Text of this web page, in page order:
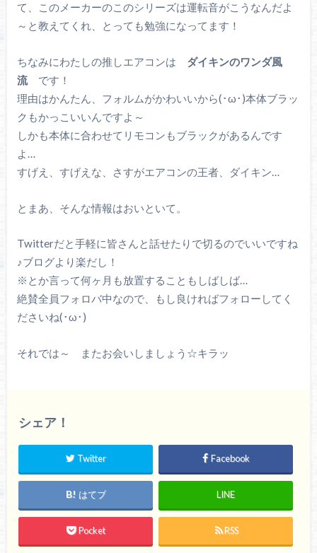
て、このメーカーのこのシリーズは運転音がこうなんだよ
～と教えてくれ、とっても勉強になってます！
ちなみにわたしの推しエアコンは ダイキンのワンダ風
流です！
理由はかんたん、フォルムがかわいいから(･ω･)本体ブラッ
クもかっこいいんですよ～
しかも本体に合わせてリモコンもブラックがあるんです
よ…
すげえ、すげえな、さすがエアコンの王者、ダイキン…
とまあ、そんな情報はおいといて。
Twitterだと手軽に皆さんと話せたりで切るのでいいですね
♪ブログより楽だし！
※とか言って何ヶ月も放置することもしばしば…
絶賛全員フォロバ中なので、もし良ければフォローしてく
ださいね(･ω･)
それでは～ またお会いしましょう☆キラッ
シェア！
Twitter Facebook
はてブ LINE
Pocket RSS